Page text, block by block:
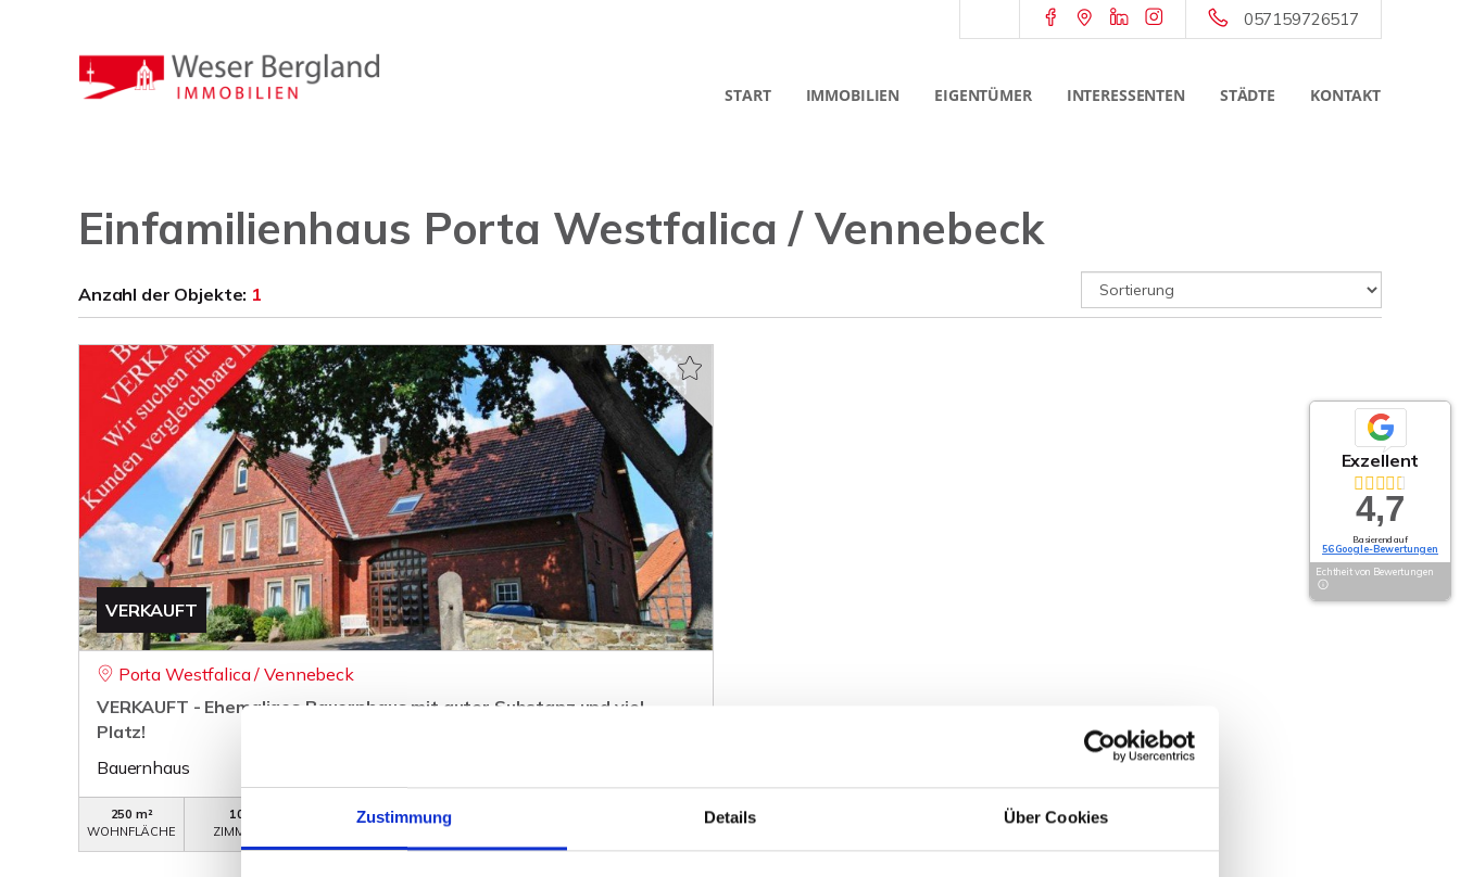
Zustimmung Details Über Cookies
057159726517
START IMMOBILIEN EIGENTÜMER INTERESSENTEN STÄDTE KONTAKT
Einfamilienhaus Porta Westfalica / Vennebeck
Anzahl der Objekte: 1
VERKAUFT
Porta Westfalica / Vennebeck
VERKAUFT - Ehemaliges Bauernhaus mit guter Substanz und viel
Platz!
Bauernhaus
250 m²
WOHNFLÄCHE
10
ZIMMER
WB-208
Exzellent
4,7
Basierend auf
56 Google-Bewertungen
Echtheit von Bewertungen